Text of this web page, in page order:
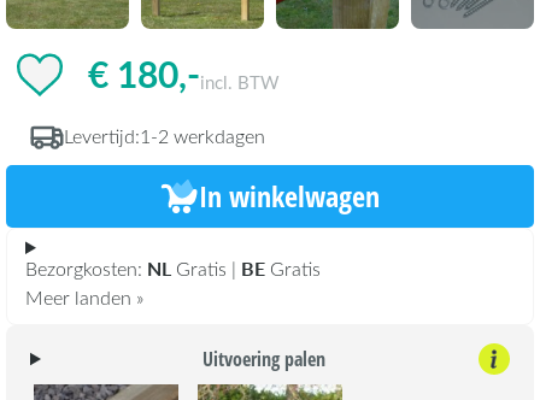
€ 180,-incl. BTW
Levertijd:1-2 werkdagen
In winkelwagen
Bezorgkosten: NL Gratis | BE Gratis
Meer landen »
Uitvoering palen